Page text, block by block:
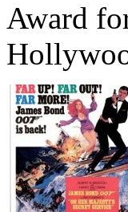
Award